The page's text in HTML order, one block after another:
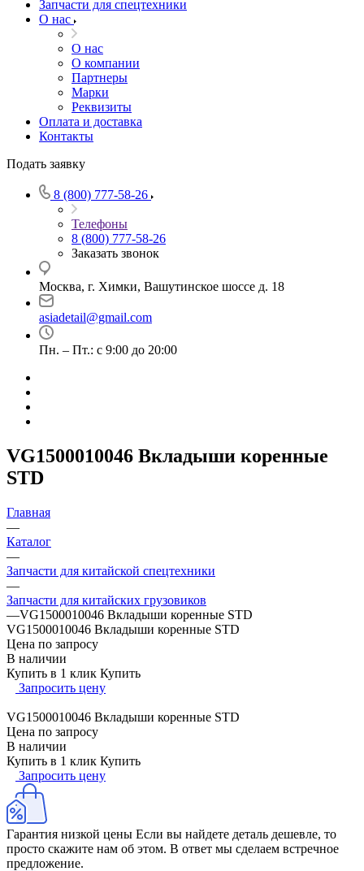
Запчасти для спецтехники
О нас
О нас
О компании
Партнеры
Марки
Реквизиты
Оплата и доставка
Контакты
Подать заявку
8 (800) 777-58-26
Телефоны
8 (800) 777-58-26
Заказать звонок
Москва, г. Химки, Вашутинское шоссе д. 18
asiadetail@gmail.com
Пн. – Пт.: с 9:00 до 20:00
VG1500010046 Вкладыши коренные
STD
Главная
—
Каталог
—
Запчасти для китайской спецтехники
—
Запчасти для китайских грузовиков
—VG1500010046 Вкладыши коренные STD
VG1500010046 Вкладыши коренные STD
Цена по запросу
В наличии
Купить в 1 клик Купить
Запросить цену
VG1500010046 Вкладыши коренные STD
Цена по запросу
В наличии
Купить в 1 клик Купить
Запросить цену
Гарантия низкой цены Если вы найдете деталь дешевле, то
просто скажите нам об этом. В ответ мы сделаем встречное
предложение.